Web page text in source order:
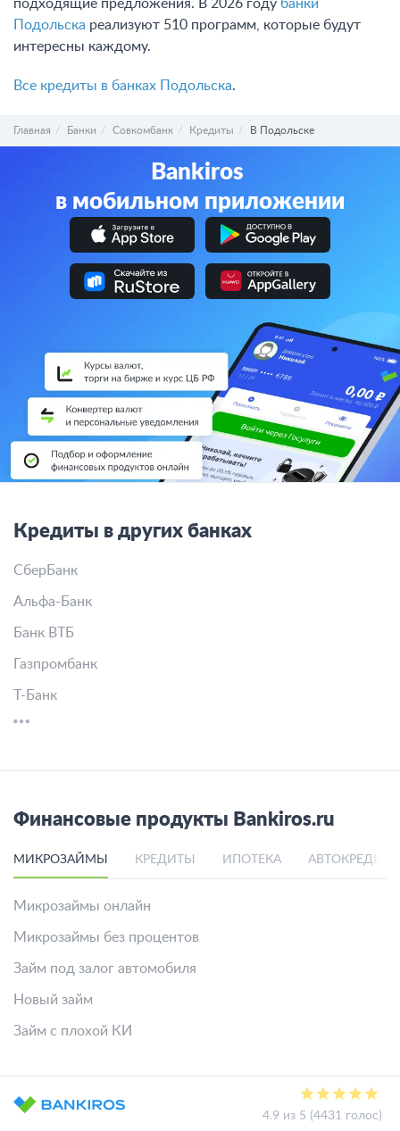
подходящие предложения. В 2026 году банки
Подольска реализуют 510 программ, которые будут
интересны каждому.
Все кредиты в банках Подольска.
Главная Банки Совкомбанк Кредиты В Подольске
Bankiros
в мобильном приложении
Кредиты в других банках
СберБанк
Альфа-Банк
Банк ВТБ
Газпромбанк
Т-Банк
Финансовые продукты Bankiros.ru
МИКРОЗАЙМЫ КРЕДИТЫ ИПОТЕКА
Микрозаймы онлайн
Микрозаймы без процентов
Займ под залог автомобиля
Новый займ
Займ с плохой КИ
4.9 из 5 (4431 голос)